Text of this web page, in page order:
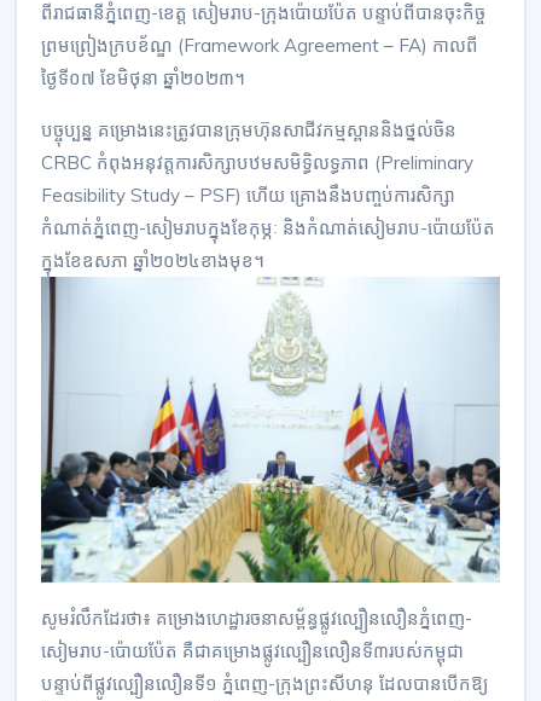
ពីរាជធានីភ្នំពេញ-ខេត្ត សៀមរាប-ក្រុងប៉ោយប៉ែត បន្ទាប់ពីបានចុះកិច្ច
ព្រមព្រៀងក្របខ័ណ្ឌ (Framework Agreement – FA) កាលពី
ថ្ងៃទី០៧ ខែមិថុនា ឆ្នាំ២០២៣។
បច្ចុប្បន្ន គម្រោងនេះត្រូវបានក្រុមហ៊ុនសាជីវកម្មស្ពាននិងថ្នល់ចិន
CRBC កំពុងអនុវត្តការសិក្សាបឋមសមិទ្ធិលទ្ធភាព (Preliminary
Feasibility Study – PSF) ហើយ គ្រោងនឹងបញ្ចប់ការសិក្សា
កំណាត់ភ្នំពេញ-សៀមរាបក្នុងខែកុម្ភៈ និងកំណាត់សៀមរាប-ប៉ោយប៉ែត
ក្នុងខែឧសភា ឆ្នាំ២០២៤ខាងមុខ។
សូមរំលឹកដែរថា៖ គម្រោងហេដ្ឋារចនាសម្ព័ន្ធផ្លូវល្បឿនលឿនភ្នំពេញ-
សៀមរាប-ប៉ោយប៉ែត គឺជាគម្រោងផ្លូវល្បឿនលឿនទី៣របស់កម្ពុជា
បន្ទាប់ពីផ្លូវល្បឿនលឿនទី១ ភ្នំពេញ-ក្រុងព្រះសីហនុ ដែលបានបើកឱ្យ